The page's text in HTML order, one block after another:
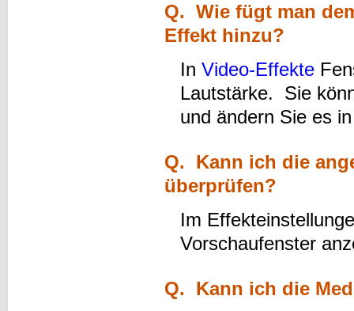
Q. Wie fügt man
Effekt hinzu?
In Video-Effekte
Lautstärke. Sie
und ändern Sie es
Q. Kann ich die
überprüfen?
Im
Vorschaufenster
Q. Kann ich die